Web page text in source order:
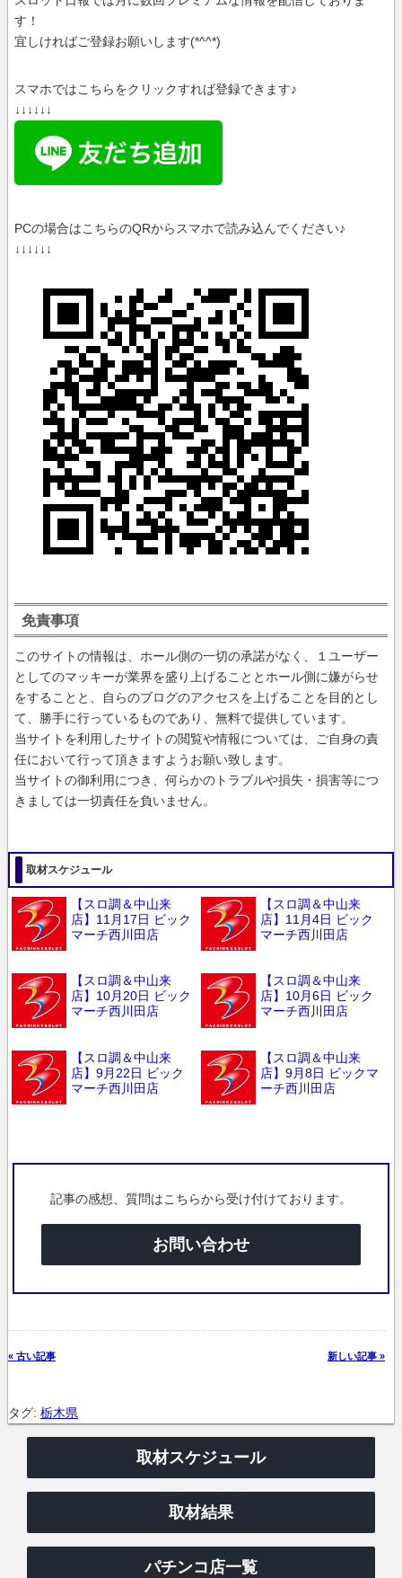
す！
宜しければご登録お願いします(*^^*)
スマホではこちらをクリックすれば登録できます♪
↓↓↓↓↓↓
PCの場合はこちらのQRからスマホで読み込んでください♪
↓↓↓↓↓↓
免責事項
このサイトの情報は、ホール側の一切の承諾がなく、１ユーザー
としてのマッキーが業界を盛り上げることとホール側に嫌がらせ
をすることと、自らのブログのアクセスを上げることを目的とし
て、勝手に行っているものであり、無料で提供しています。
当サイトを利用したサイトの閲覧や情報については、ご自身の責
任において行って頂きますようお願い致します。
当サイトの御利用につき、何らかのトラブルや損失・損害等につ
きましては一切責任を負いません。
取材スケジュール
【スロ調＆中山来
店】11月17日 ビック
マーチ西川田店
【スロ調＆中山来
店】11月4日 ビック
マーチ西川田店
【スロ調＆中山来
店】10月20日 ビック
マーチ西川田店
【スロ調＆中山来
店】10月6日 ビック
マーチ西川田店
【スロ調＆中山来
店】9月22日 ビック
マーチ西川田店
【スロ調＆中山来
店】9月8日 ビックマ
ーチ西川田店
記事の感想、質問はこちらから受け付けております。
お問い合わせ
« 古い記事 新しい記事 »
タグ: 栃木県
取材スケジュール
取材結果
パチンコ店一覧